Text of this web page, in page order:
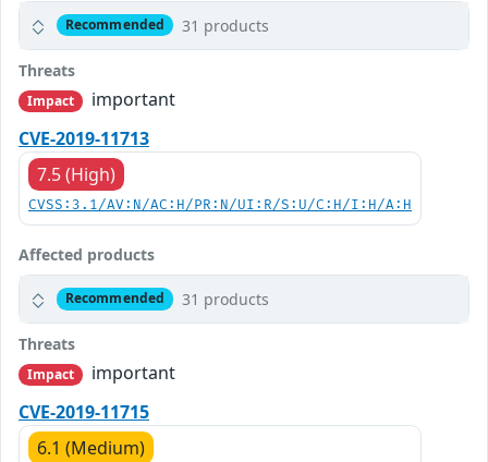
Recommended 31 products
Threats
Impact
important
CVE-2019-11713
7.5 (High)
CVSS:3.1/AV:N/AC:H/PR:N/UI:R/S:U/C:H/I:H/A:H
Affected products
Recommended 31 products
Threats
Impact
important
CVE-2019-11715
6.1 (Medium)